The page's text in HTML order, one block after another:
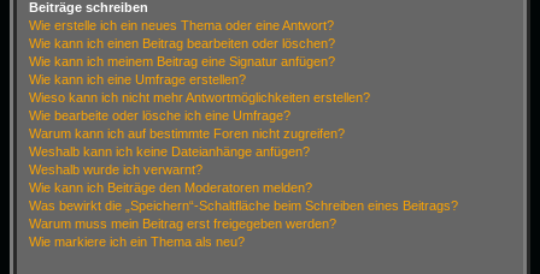
Beiträge schreiben
Wie erstelle ich ein neues Thema oder eine Antwort?
Wie kann ich einen Beitrag bearbeiten oder löschen?
Wie kann ich meinem Beitrag eine Signatur anfügen?
Wie kann ich eine Umfrage erstellen?
Wieso kann ich nicht mehr Antwortmöglichkeiten erstellen?
Wie bearbeite oder lösche ich eine Umfrage?
Warum kann ich auf bestimmte Foren nicht zugreifen?
Weshalb kann ich keine Dateianhänge anfügen?
Weshalb wurde ich verwarnt?
Wie kann ich Beiträge den Moderatoren melden?
Was bewirkt die „Speichern“-Schaltfläche beim Schreiben eines Beitrags?
Warum muss mein Beitrag erst freigegeben werden?
Wie markiere ich ein Thema als neu?